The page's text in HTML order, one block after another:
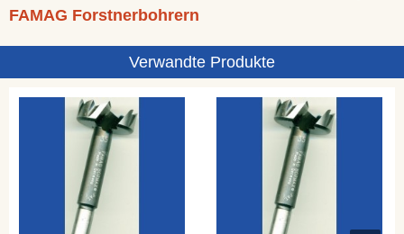
FAMAG Forstnerbohrern
Verwandte Produkte